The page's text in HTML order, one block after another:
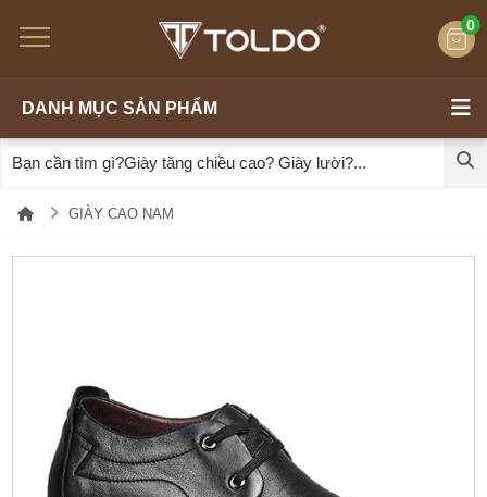
0
DANH MỤC SẢN PHẨM
GIÀY CAO NAM